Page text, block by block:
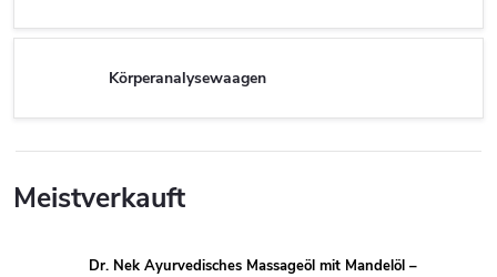
Körperanalysewaagen
Meistverkauft
Dr. Nek Ayurvedisches Massageöl mit Mandelöl –